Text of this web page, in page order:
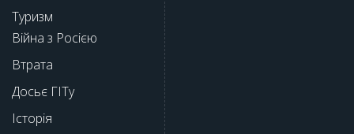
Туризм
Війна з Росією
Втрата
Досьє ГІТу
Історія